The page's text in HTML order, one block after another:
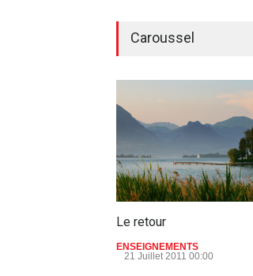
Caroussel
Le retour
ENSEIGNEMENTS
21 Juillet 2011 00:00